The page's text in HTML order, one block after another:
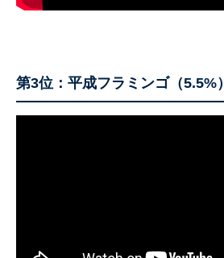
第3位：平成フラミンゴ（5.5%）